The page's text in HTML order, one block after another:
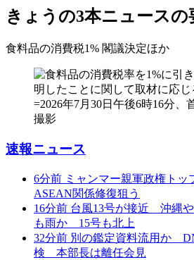
きょうの3本ニュースの
食料品の消費税1% 閣議決定ほか
速報ニュース
6分前 ミャンマー親軍政権ト
ASEAN関係修復狙う
16分前 台風13号が接近 沖縄
も雨か 15号も北上
32分前 別の鑑定資料流用か
検 本部長は離任会見